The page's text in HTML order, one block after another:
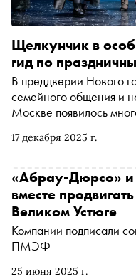
17 декабря 2025 г.
Щелкунчик в
гид по
В преддверии Нового
семейного общения и
Москве появилось
открытий, любителей
«Щелкунчика»? «Сноб»
праздничные чудеса
25 июня 2025 г.
«Абрау-Дюрсо» и
вместе
Великом Устюге
Компании подписали
ПМЭФ